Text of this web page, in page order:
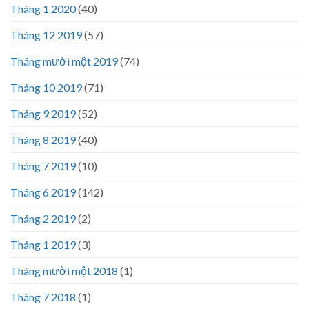
Tháng 1 2020(40)
Tháng 12 2019(57)
Tháng mười một 2019(74)
Tháng 10 2019(71)
Tháng 9 2019(52)
Tháng 8 2019(40)
Tháng 7 2019(10)
Tháng 6 2019(142)
Tháng 2 2019(2)
Tháng 1 2019(3)
Tháng mười một 2018 (1)
Tháng 7 2018 (1)